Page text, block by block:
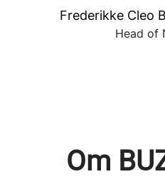
Frederikke Cleo
Head of
Om